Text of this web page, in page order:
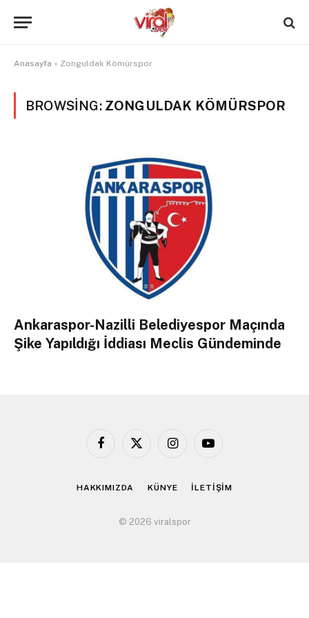
Anasayfa » Zonguldak Kömürspor
BROWSING: ZONGULDAK KÖMÜRSPOR
Ankaraspor-Nazilli Belediyespor Maçında
Şike Yapıldığı İddiası Meclis Gündeminde
Facebook
X
InstagramYouTube
HAKKIMIZDA KÜNYE İLETİŞİM
© 2026 viralspor